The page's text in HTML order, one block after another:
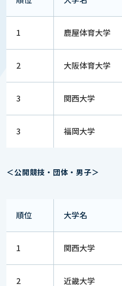
1 鹿屋体育大学
2 大阪体育大学
3 関西大学
3 福岡大学
＜公開競技・団体・男子＞
順位 大学名
1 関西大学
2 近畿大学